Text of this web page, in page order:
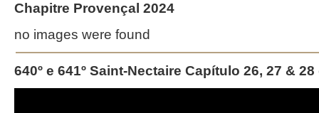
Chapitre Provençal 2024
no images were found
640º e 641º Saint-Nectaire Capítulo 26, 27 &